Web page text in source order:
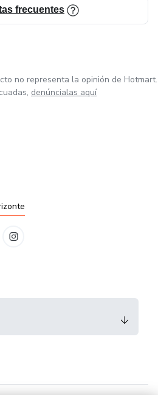
frecuentes
no representa la opinión de Hotmart.
denúncialas aquí